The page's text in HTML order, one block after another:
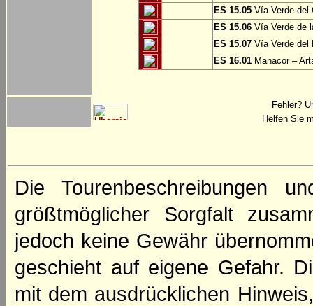
ES 15.05 Vía Verde del
ES 15.06 Vía Verde de
ES 15.07 Vía Verde del
ES 16.01 Manacor –
Fehler?
Helfen Sie
Die Tourenbeschreibungen
größtmöglicher Sorgfalt
jedoch keine Gewähr
geschieht auf eigene Gefahr.
mit dem ausdrücklichen